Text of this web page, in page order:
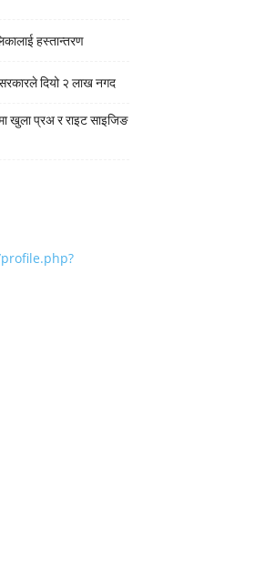
हस्तान्तरण
दियो २ लाख नगद
खुला प्रअ र राइट साइजिङ